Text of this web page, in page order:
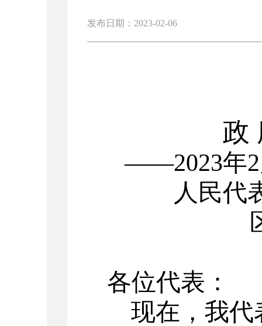
发布日期：2023-02-06
政
——2023年2
人民代
各位代表：
现在，我代